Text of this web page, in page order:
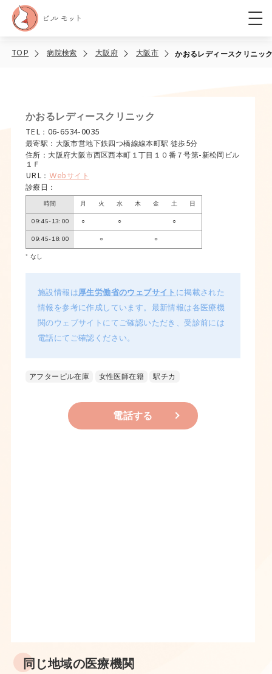
TOP 病院検索 大阪府 大阪市 かおるレディースクリニッ
かおるレディースクリニック
TEL：06-6534-0035
最寄駅：大阪市営地下鉄四つ橋線線本町駅 徒歩5分
住所：大阪府大阪市西区西本町１丁目１０番７号第-新松岡ビル
１Ｆ
URL： Webサイト
診療日：
時間 月 火 水 木 金 土 日
09:45-13:00 ○ ○ ○
09:45-18:00 ○ ○
* なし
施設情報は厚生労働省のウェブサイト に掲載された
情報を参考に作成しています。最新情報は各医療機
関のウェブサイトにてご確認いただき、受診前には
電話にてご確認ください。
アフターピル在庫 女性医師在籍 駅チカ
電話する
同じ地域の医療機関